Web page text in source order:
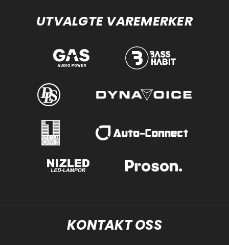
UTVALGTE VAREMERKER
KONTAKT OSS